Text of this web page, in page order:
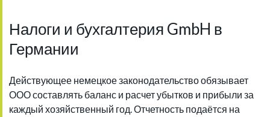
Налоги и бухгалтерия GmbH в
Германии
Действующее немецкое законодательство обязывает
ООО составлять баланс и расчет убытков и прибыли за
каждый хозяйственный год. Отчетность подаётся на